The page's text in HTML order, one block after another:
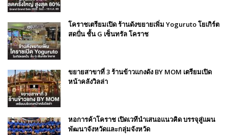
โคราชเตรียมเปิด ร้านดังขยายเพิ่ม Yoguruto โยเกิร์ต
สดปั่น ชั้น G เซ็นทรัล โคราช
ขยายสาขาที่ 3 ร้านข้าวแกงดัง BY MOM เตรียมเปิด
หน้าคลังวิลล่า
หอการค้าโคราช เปิดเวทีนำเสนอแนวคิด บรรจุสู่แผน
พัฒนาจังหวัดและกลุ่มจังหวัด